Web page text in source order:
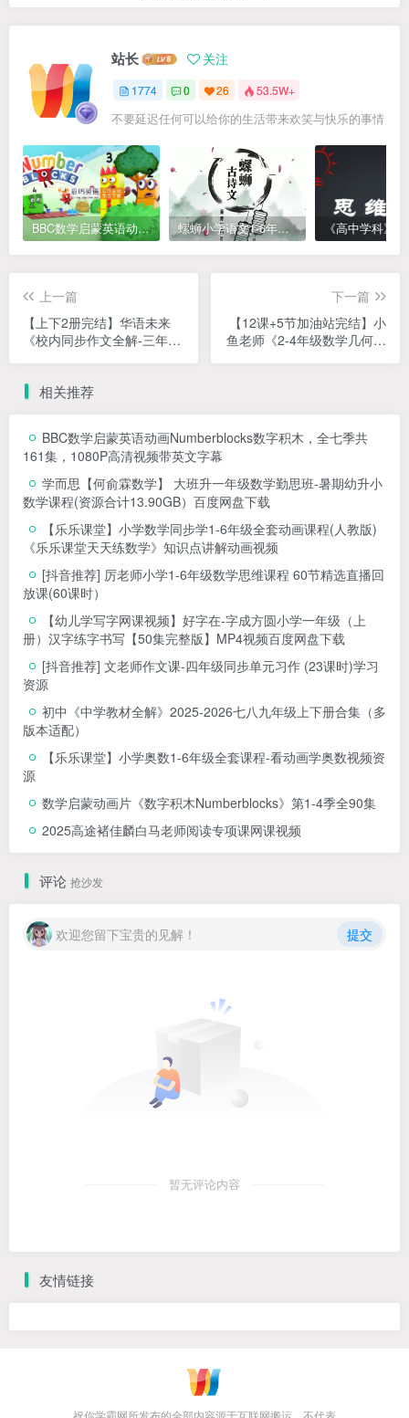
站长 关注
1774 0 26 53.5W+
不要延迟任何可以给你的生活带来欢笑与快乐的事情
BBC数学启蒙英语动画Numberblocks数字积木，全七季共161集，1080P高清视频带英文字幕 螺蛳小学语文1-6年级《小学古诗文》课程视频
上一篇
【上下2册完结】华语未来
《校内同步作文全解-三年
下一篇
【12课+5节加油站完结】小
鱼老师《2-4年级数学几何专
相关推荐
BBC数学启蒙英语动画Numberblocks数字积木，全七季共
161集，1080P高清视频带英文字幕
学而思【何俞霖数学】 大班升一年级数学勤思班-暑期幼升小
数学课程(资源合计13.90GB）百度网盘下载
【乐乐课堂】小学数学同步学1-6年级全套动画课程(人教版)
《乐乐课堂天天练数学》知识点讲解动画视频
[抖音推荐] 厉老师小学1-6年级数学思维课程 60节精选直播回
放课(60课时）
【幼儿学写字网课视频】好字在-字成方圆小学一年级（上
册）汉字练字书写【50集完整版】MP4视频百度网盘下载
[抖音推荐] 文老师作文课-四年级同步单元习作 (23课时)学习
资源
初中《中学教材全解》2025-2026七八九年级上下册合集（多
版本适配）
【乐乐课堂】小学奥数1-6年级全套课程-看动画学奥数视频资
源
数学启蒙动画片《数字积木Numberblocks》第1-4季全90集
2025高途褚佳麟白马老师阅读专项课网课视频
评论 抢沙发
欢迎您留下宝贵的见解！ 提交
暂无评论内容
友情链接